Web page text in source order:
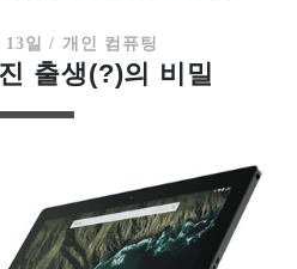
일 / 개인 컴퓨팅
출생(?)의 비밀